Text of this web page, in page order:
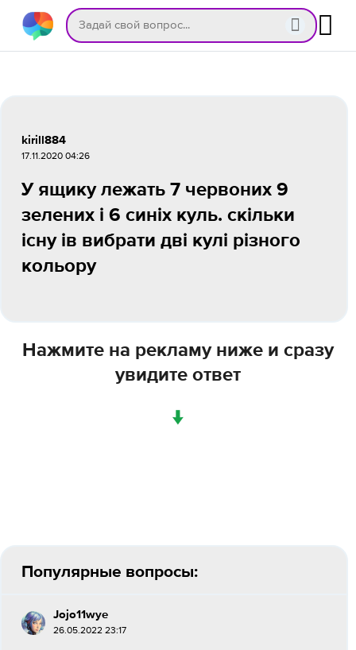
kirill884
17.11.2020 04:26
У ящику лежать 7 червоних 9
зелених і 6 синіх куль. скільки
існу ів вибрати дві кулі різного
кольору
Нажмите на рекламу ниже и сразу
увидите ответ
↓
Популярные вопросы:
Jojo11wye
26.05.2022 23:17